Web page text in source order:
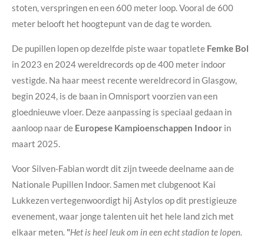
stoten, verspringen en een 600 meter loop. Vooral de 600
meter belooft het hoogtepunt van de dag te worden.
De pupillen lopen op dezelfde piste waar topatlete Femke Bol
in 2023 en 2024 wereldrecords op de 400 meter indoor
vestigde. Na haar meest recente wereldrecord in Glasgow,
begin 2024, is de baan in Omnisport voorzien van een
gloednieuwe vloer. Deze aanpassing is speciaal gedaan in
aanloop naar de Europese Kampioenschappen Indoor in
maart 2025.
Voor Silven-Fabian wordt dit zijn tweede deelname aan de
Nationale Pupillen Indoor. Samen met clubgenoot Kai
Lukkezen vertegenwoordigt hij Astylos op dit prestigieuze
evenement, waar jonge talenten uit het hele land zich met
elkaar meten. "Het is heel leuk om in een echt stadion te lopen.